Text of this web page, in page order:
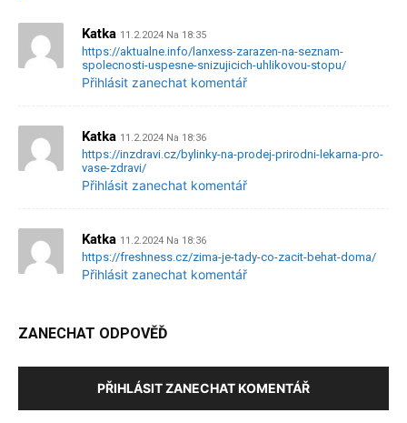
Katka 11.2.2024 Na 18:35
https://aktualne.info/lanxess-zarazen-na-seznam-
spolecnosti-uspesne-snizujicich-uhlikovou-stopu/
Přihlásit zanechat komentář
Katka 11.2.2024 Na 18:36
https://inzdravi.cz/bylinky-na-prodej-prirodni-lekarna-pro-
vase-zdravi/
Přihlásit zanechat komentář
Katka 11.2.2024 Na 18:36
https://freshness.cz/zima-je-tady-co-zacit-behat-doma/
Přihlásit zanechat komentář
ZANECHAT ODPOVĚĎ
PŘIHLÁSIT ZANECHAT KOMENTÁŘ